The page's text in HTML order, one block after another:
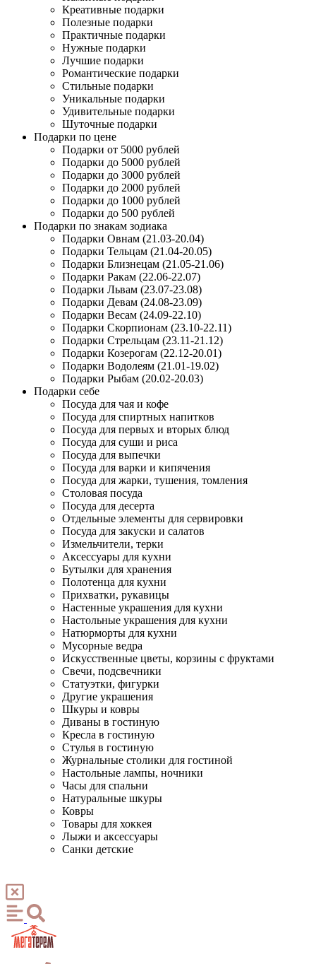
Креативные подарки
Полезные подарки
Практичные подарки
Нужные подарки
Лучшие подарки
Романтические подарки
Стильные подарки
Уникальные подарки
Удивительные подарки
Шуточные подарки
Подарки по цене
Подарки от 5000 рублей
Подарки до 5000 рублей
Подарки до 3000 рублей
Подарки до 2000 рублей
Подарки до 1000 рублей
Подарки до 500 рублей
Подарки по знакам зодиака
Подарки Овнам (21.03-20.04)
Подарки Тельцам (21.04-20.05)
Подарки Близнецам (21.05-21.06)
Подарки Ракам (22.06-22.07)
Подарки Львам (23.07-23.08)
Подарки Девам (24.08-23.09)
Подарки Весам (24.09-22.10)
Подарки Скорпионам (23.10-22.11)
Подарки Стрельцам (23.11-21.12)
Подарки Козерогам (22.12-20.01)
Подарки Водолеям (21.01-19.02)
Подарки Рыбам (20.02-20.03)
Подарки себе
Посуда для чая и кофе
Посуда для спиртных напитков
Посуда для первых и вторых блюд
Посуда для суши и риса
Посуда для выпечки
Посуда для варки и кипячения
Посуда для жарки, тушения, томления
Столовая посуда
Посуда для десерта
Отдельные элементы для сервировки
Посуда для закуски и салатов
Измельчители, терки
Аксессуары для кухни
Бутылки для хранения
Полотенца для кухни
Прихватки, рукавицы
Настенные украшения для кухни
Настольные украшения для кухни
Натюрморты для кухни
Мусорные ведра
Искусственные цветы, корзины с фруктами
Свечи, подсвечники
Статуэтки, фигурки
Другие украшения
Шкуры и ковры
Диваны в гостиную
Кресла в гостиную
Стулья в гостиную
Журнальные столики для гостиной
Настольные лампы, ночники
Часы для спальни
Натуральные шкуры
Ковры
Товары для хоккея
Лыжи и аксессуары
Санки детские